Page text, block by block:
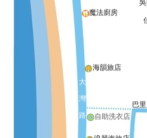
魔法廚房
巴
海韻旅店
大
灣
路
自助洗衣店